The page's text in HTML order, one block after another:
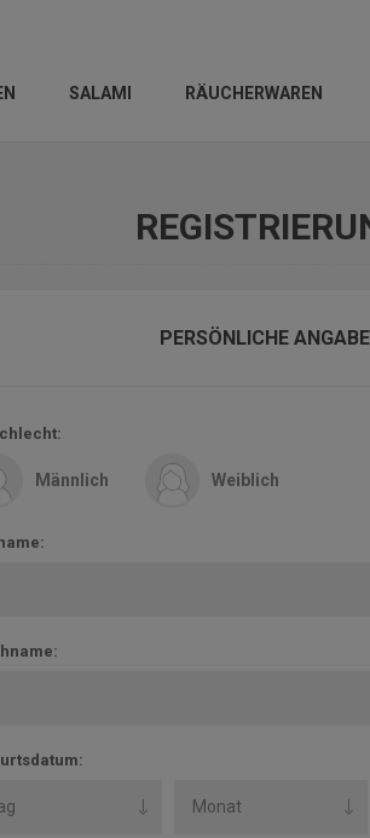
SALAMI RÄUCHERWAREN
PERSÖNLICHE
Männlich Weiblich